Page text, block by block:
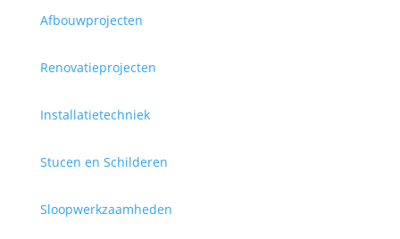
Afbouwprojecten
Renovatieprojecten
Installatietechniek
Stucen en Schilderen
Sloopwerkzaamheden